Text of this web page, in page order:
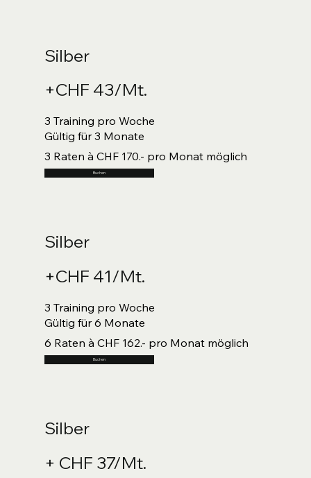
Silber
3 Training pro Woche
Gültig für 3 Monate
+CHF 43/Mt.
3 Raten à CHF 170.- pro Monat möglich
Buchen
Silber
3 Training pro Woche
Gültig für 6 Monate
+CHF 41/Mt.
6 Raten à CHF 162.- pro Monat möglich
Buchen
Silber
+ CHF 37/Mt.